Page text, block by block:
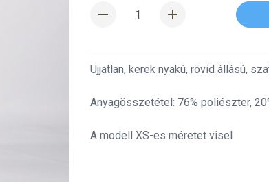
remove add
Ujjatlan, kerek nyakú, rövid állású,
Anyagösszetétel: 76% poliészter,
A modell XS-es méretet visel